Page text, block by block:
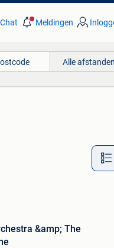
Chat Meldingen
Alle
&amp; The